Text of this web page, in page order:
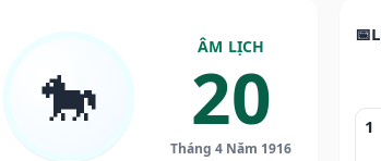
🐎
ÂM LỊCH
20
Tháng 4 Năm 1916
1